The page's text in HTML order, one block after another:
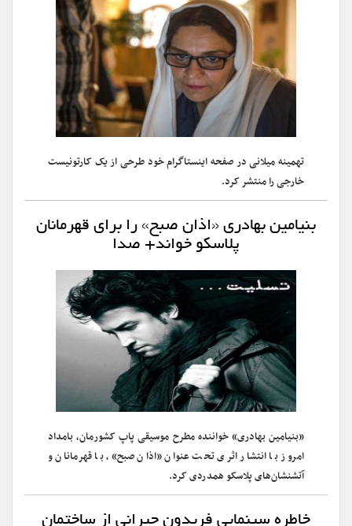
تهمینه میلانی در صفحه اینستاگرام خود طرحی از یک کارتونیست
خارجی را منتشر کرد.
بنیامین بهادری «اذان صبح» را برای قهرمانان
پلاسکو خواند+ صدا
«بنیامین بهادری» خواننده مطرح موسیقی پاپ کشورمان، بامداد
امروز با انتشار اثری تحت عنوان «اذان صبح»، با قهرمانان و
آتشنشان‌های پلاسکو همدردی کرد.
خاطره سینمایی فریدون جیرانی از ساختمان